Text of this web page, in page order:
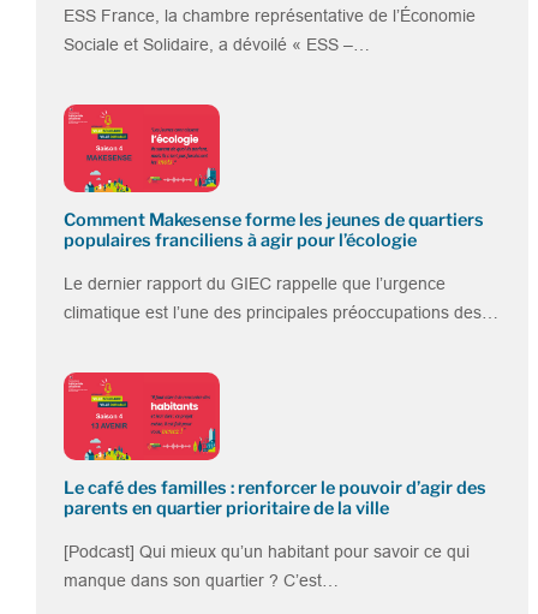
ESS France, la chambre représentative de l’Économie
Sociale et Solidaire, a dévoilé « ESS –…
Comment Makesense forme les jeunes de quartiers
populaires franciliens à agir pour l’écologie
Le dernier rapport du GIEC rappelle que l’urgence
climatique est l’une des principales préoccupations des…
Le café des familles : renforcer le pouvoir d’agir des
parents en quartier prioritaire de la ville
[Podcast] Qui mieux qu’un habitant pour savoir ce qui
manque dans son quartier ? C’est…